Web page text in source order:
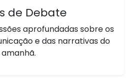
de Debate
aprofundadas sobre os
e das narrativas do
amanhã.